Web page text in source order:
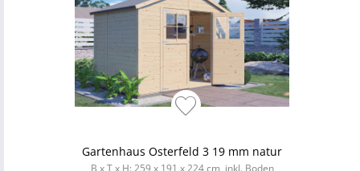
Gartenhaus Osterfeld 3 19 mm natur
B x T x H: 259 x 191 x 224 cm, inkl. Boden